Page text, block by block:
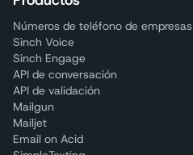
Números de teléfono de empresas
Sinch Voice
Sinch Engage
API de conversación
API de validación
Mailgun
Mailjet
Email on Acid